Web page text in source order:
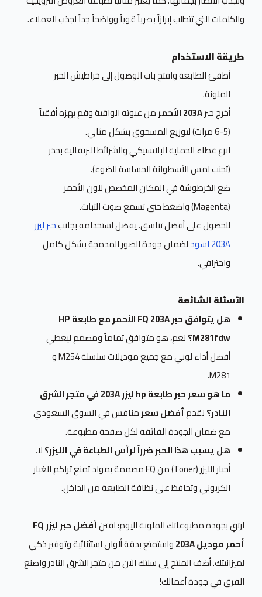
والكلمات التي تتطلب إبرازاً بصرياً قوياً وواضحاً جداً لجذب العملاء.
طريقة الاستخدام
أطفئ الطابعة وافتح باب الوصول إلى خراطيش الحبر
الملونة.
أخرج حبر203A الأحمر
من عبوته الواقية وقم بهزه أفقياً
(5-6 مرات) لتوزيع المسحوق بشكل مثالي.
انزع غطاء الحماية البلاستيكي والشرائط البرتقالية بحذر
(تجنب لمس الأسطوانة الحساسة للضوء).
ضع الخرطوشة في المكان المخصص للون الأحمر
(Magenta) واضغط حتى تسمع صوت الثبات.
للحصول على أفضل تناسق، يفضل استخدامه بجانبحبر ليزر
203A اسود
لضمان جودة الصور المدمجة بشكل كامل
واحترافي.
الأسئلة الشائعة
هل يتوافق حبر FQ 203A الأحمر مع طابعة HP
M281fdw؟ نعم، هو متوافق تماماً ومصمم ليعطي
أفضل أداء لوني مع جميع موديلات سلسلة M254 و
M281.
ما هو سعر حبر طابعة hp ليزر 203A في متجر الشرق
النادر؟نقدمأفضل سعرمنافس في السوق السعودي
مع ضمان الجودة الفائقة لكل صفحة مطبوعة.
هل يسبب هذا الحبر ضرراً لرأس الطباعة في الليزر؟لا،
أحبار الليزر (Toner) من FQ مصممة بمواد تمنع تراكم الغبار
الكربوني وتحافظ على نظافة الطابعة من الداخل.
ارتقِ بجودة مطبوعاتك الملونة اليوم؛ اقتنِ
أفضل حبر ليزر FQ
أحمر موديل 203A
واستمتع بدقة ألوان استثنائية وتوفير ذكي
لميزانيتك. أضف المنتج إلى سلتك الآن من متجر الشرق النادر واصنع
الفرق في جودة أعمالك!